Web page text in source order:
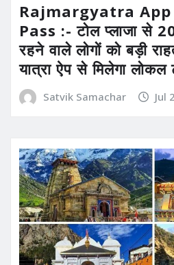
Rajmargyatra
Pass :- टोल प्लाजा से
रहने वाले लोगों को बड़ी
यात्रा ऐप से मिलेगा लोकल
Satvik Samachar Jul